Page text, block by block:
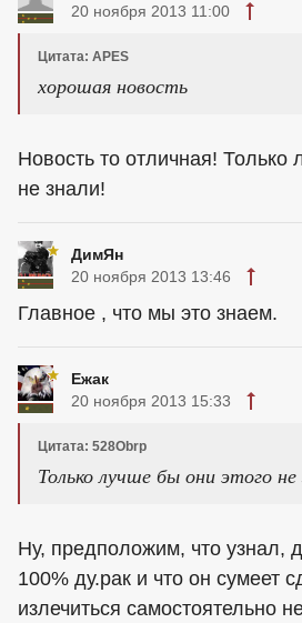
20 ноября 2013 11:00
Цитата: APES
хорошая новость
Новость то отличная! Только
не знали!
ДимЯн
20 ноября 2013 13:46
Главное , что мы это знаем.
Ежак
20 ноября 2013 15:33
Цитата: 528Obrp
Только лучше бы они этого не
Ну, предположим, что узнал,
100% ду.рак и что он сумеет
излечиться самостоятельно